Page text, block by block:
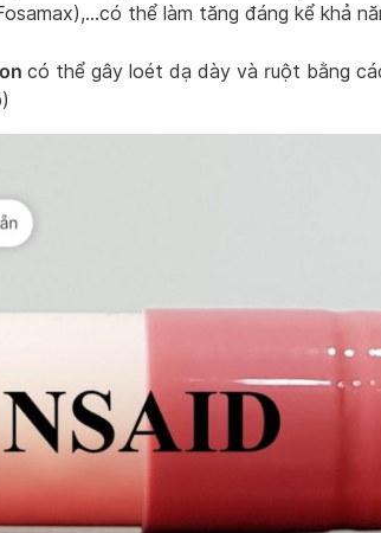
thể làm tăng đáng kể khả
có thể gây loét dạ dày và ruột bằng